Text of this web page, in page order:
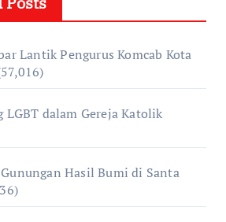
Lantik Pengurus Komcab Kota
dalam Gereja Katolik
Hasil Bumi di Santa